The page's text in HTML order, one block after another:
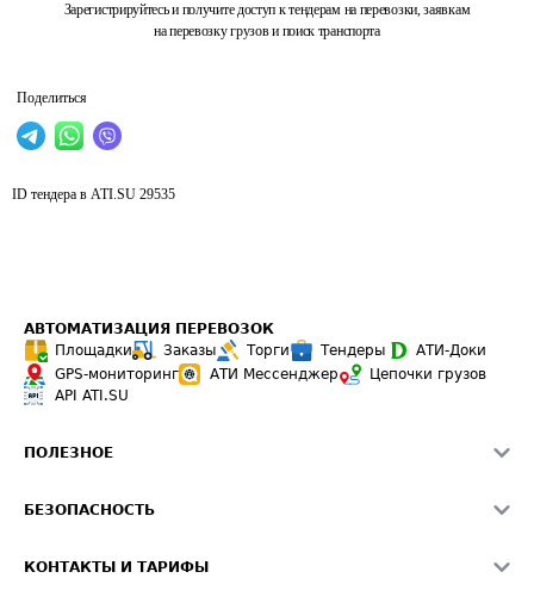
Зарегистрируйтесь и получите доступ к тендерам на перевозки, заявкам
на перевозку грузов и поиск транспорта
Поделиться
ID тендера в ATI.SU 29535
АВТОМАТИЗАЦИЯ ПЕРЕВОЗОК
Площадки
Заказы Торги Тендеры
АТИ-Доки
GPS-мониторинг
АТИ Мессенджер
Цепочки грузов
API ATI.SU
ПОЛЕЗНОЕ
Звезды ATI.SU на вашем сайте
БЕЗОПАСНОСТЬ
КОНТАКТЫ И ТАРИФЫ